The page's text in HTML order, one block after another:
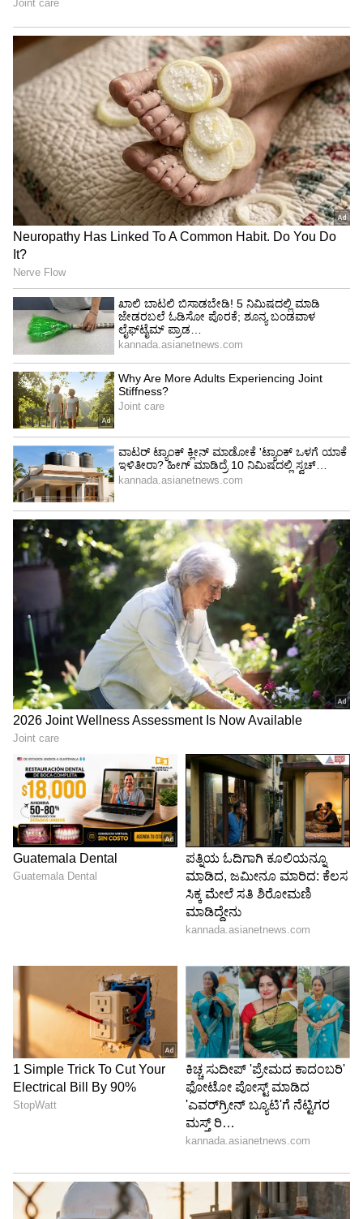
ಅನುಮಾನ ವ್ಯಕ್ತಪಡಿಸಿದ್ದಾರೆ. ದೂರಿನ ಆಧಾರದಲ್ಲಿ
ಪೊಲೀಸರು ಎಲ್ಲಾ ಆಯಾಮಗಳಲ್ಲಿ ತನಿಖೆ ಆರಂಭಿಸಿದ್ದಾರೆ.
ಇದೀಗ ಮರಣೋತ್ತರ ಪರೀಕ್ಷೆ ವರದಿಗಾಗಿ ಕಾಯುತ್ತಿದ್ದಾರೆ.
LATEST VIDEOS
ಕರ್ನಾಟಕ, ಭಾರತ (India News) ಮತ್ತು ಜಗತ್ತಿನ
ಕ್ಷಣಕ್ಷಣದ ಕನ್ನಡ ಸುದ್ದಿ (Kannada News
ಅಪ್ಡೇಟ್‌ಗಳಿಗಾಗಿ ಏಷ್ಯಾನೆಟ್ ಸುವರ್ಣ ನ್ಯೂಸ್‌ ಫಾಲೋ
ಮಾಡಿ. ಬ್ರೇಕಿಂಗ್ ಸುದ್ದಿ (
ವಿಶೇಷ ವರದಿಗಳು ಮತ್ತು ನೇರ ಪ್ರಸಾರಗಳೊಂದಿಗೆ
(kannada news live) ಸಂಪೂರ್ಣ ಮಾಹಿತಿ ಒಂದೇ
ಕ್ಲಿಕ್‌ನಲ್ಲಿ ಲಭ್ಯ. ಏಷ್ಯಾನೆಟ್ ಸುವರ್ಣ ನ್ಯೂಸ್ ಅಧಿಕೃತ
ಆ್ಯಪ್ ಡೌನ್‌ಲೋಡ್ ಮಾಡಿ ಹಾಗು ಎಲ್ಲಾ ಅಪ್‌ಡೇಟ್
ಗಳನ್ನು ಪಡೆಯಿರಿ
ABOUT THE AUTHOR
Chethan Kumar
ಎಲೆಕ್ಟ್ರಾನಿಕ್, ಡಿಜಿಟಲ್ ಮಾಧ್ಯಮ ಸೇರಿ ಪತ್ರಿಕೋದ್ಯಮದಲ್ಲಿ 13
ವರ್ಷಗಳ ಅನುಭವ. ಊರು ಧರ್ಮಸ್ಥಳ. ಪತ್ರಿಕೋದ್ಯಮ
ಸ್ನಾತಕೋತ್ತರ ಪದವಿ ಪಡೆದಿದ್ದು ಉಜಿರೆ ಎಸ್‌ಡಿಎಂನಲ್ಲಿ. ಟಿವಿ9,
ಸ್ಟಾರ್ ಸ್ಪೋರ್ಟ್ಸ್‌ನಲ್ಲಿ ಕಾರ್ಯ ನಿರ್ವಹಿಸಿದ ಅನುಭವವಿದೆ.
ರಾಷ್ಟ್ರೀಯ, ಅಂತಾರಾಷ್ಟ್ರೀಯ, ಜಿಯೋ ಪಾಲಿಟಿಕ್ಸ್, ಆಟೋ, ಟೆಕ್,
ಸ್ಪೋರ್ಟ್ಸ್..ಏನೇ ಕೊಟ್ಟರೂ ಬರೆಯೋದು ನನ್ನ ಶಕ್ತಿ.
ಬಿಜೆಪಿ ರಾಜಸ್ಥಾನ ಪೊಲೀಸ್
DOWNLOAD APP
RECOMMENDED STORIES